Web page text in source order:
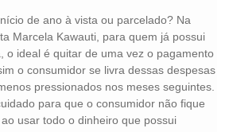
de ano à vista ou parcelado? Na
Marcela Kawauti, para quem já possui
o ideal é quitar de uma vez o pagamento
o consumidor se livra dessas despesas
pressionados nos meses seguintes.
para que o consumidor não fique
usar todo o dinheiro que possui